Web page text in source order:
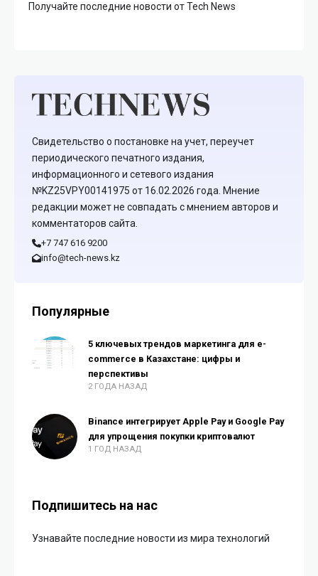
Получайте последние новости от Tech News
Свидетельство о постановке на учет, переучет
периодического печатного издания,
информационного и сетевого издания
№KZ25VPY00141975 от 16.02.2026 года. Мнение
редакции может не совпадать с мнением авторов и
комментаторов сайта.
+7 747 616 9200
info@tech-news.kz
Популярные
5 ключевых трендов маркетинга для e-
commerce в Казахстане: цифры и
перспективы
2 ГОДА НАЗАД
Binance интегрирует Apple Pay и Google Pay
для упрощения покупки криптовалют
1 ГОД НАЗАД
Подпишитесь на нас
Узнавайте последние новости из мира технологий